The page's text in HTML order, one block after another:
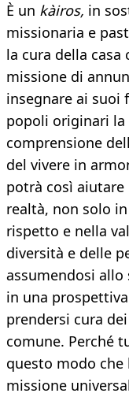
È un kàiros, in
missionaria e
la cura della casa
missione di
insegnare ai suoi
popoli originari la
comprensione
del vivere in
potrà così aiutare
realtà, non solo
rispetto e nella
diversità e delle
assumendosi
in una
prendersi cura
comune. Perché
questo modo che
missione